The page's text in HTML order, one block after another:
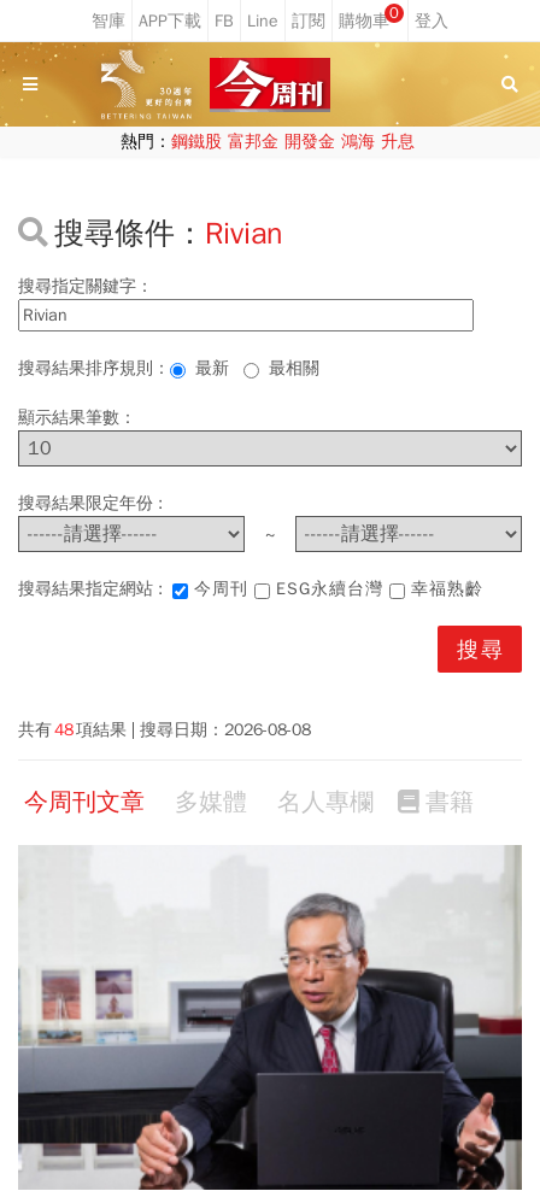
0
熱門： 鋼鐵股 富邦金 開發金 鴻海 升息
搜尋條件： Rivian
搜尋指定關鍵字：
搜尋結果排序規則： 最新 最相關
顯示結果筆數：
搜尋結果限定年份 :
~
搜尋結果指定網站 : 今周刊 ESG永續台灣 幸福熟齡
共有48項結果 搜尋日期： 2026-08-08
今周刊文章 多媒體 名人專欄 書籍